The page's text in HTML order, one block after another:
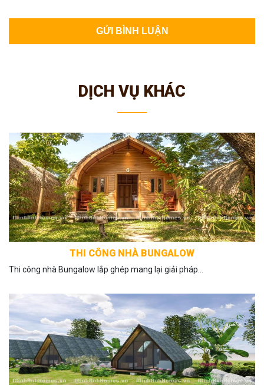
DỊCH VỤ KHÁC
THI CÔNG NHÀ BUNGALOW
Thi công nhà Bungalow lắp ghép mang lại giải pháp...